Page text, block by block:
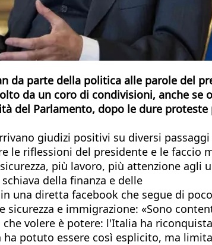
da parte della politica alle parole del
da un coro di condivisioni, anche
del Parlamento, dopo le dure
giudizi positivi su diversi
le riflessioni del presidente e le
più lavoro, più attenzione
della finanza e delle
una diretta facebook che segue di
e immigrazione: «Sono
volere è potere: l'Italia ha
ha potuto essere così esplicito, ma